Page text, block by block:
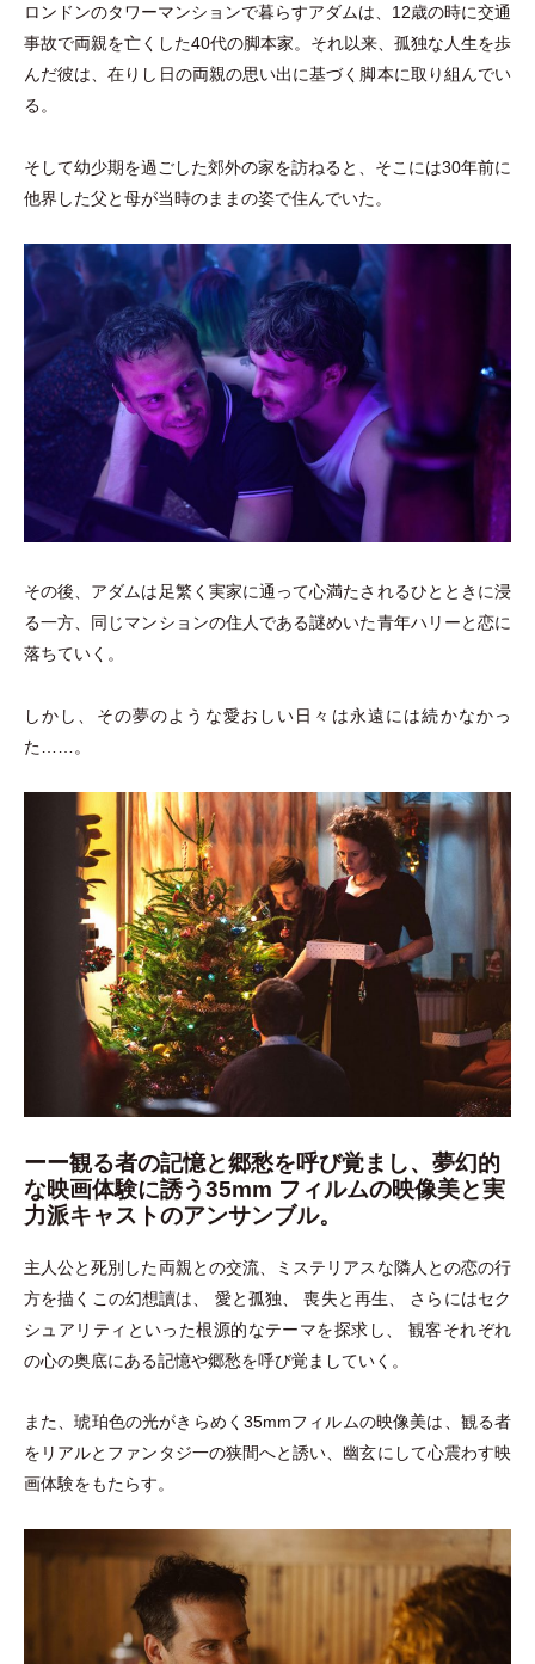
ロンドンのタワーマンションで暮らすアダムは、12歳の時に交通
事故で両親を亡くした40代の脚本家。それ以来、孤独な人生を歩
んだ彼は、在りし日の両親の思い出に基づく脚本に取り組んでい
る。
そして幼少期を過ごした郊外の家を訪ねると、そこには30年前に
他界した父と母が当時のままの姿で住んでいた。
その後、アダムは足繁く実家に通って心満たされるひとときに浸
る一方、同じマンションの住人である謎めいた青年ハリーと恋に
落ちていく。
しかし、その夢のような愛おしい日々は永遠には続かなかっ
た……。
ーー観る者の記憶と郷愁を呼び覚まし、夢幻的
な映画体験に誘う35mm フィルムの映像美と実
力派キャストのアンサンブル。
主人公と死別した両親との交流、ミステリアスな隣人との恋の行
方を描くこの幻想讀は、 愛と孤独、 喪失と再生、 さらにはセク
シュアリティといった根源的なテーマを探求し、 観客それぞれ
の心の奥底にある記憶や郷愁を呼び覚ましていく。
また、琥珀色の光がきらめく35mmフィルムの映像美は、観る者
をリアルとファンタジ一の狭間へと誘い、幽玄にして心震わす映
画体験をもたらす。